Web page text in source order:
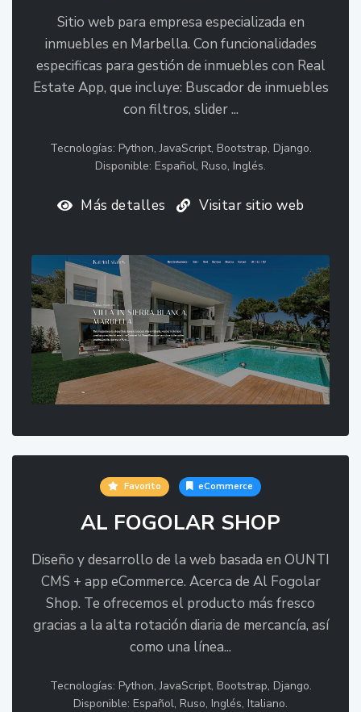
Sitio web para empresa especializada en
inmuebles en Marbella. Con funcionalidades
especificas para gestión de inmuebles con Real
Estate App, que incluye: Buscador de inmuebles
con filtros, slider ...
Tecnologías: Python, JavaScript, Bootstrap, Django.
Disponible: Español, Ruso, Inglés.
Más detalles Visitar sitio web
Favorito eCommerce
AL FOGOLAR SHOP
Diseño y desarrollo de la web basada en OUNTI
CMS + app eCommerce. Acerca de Al Fogolar
Shop. Te ofrecemos el producto más fresco
gracias a la alta rotación diaria de mercancía, así
como una línea...
Tecnologías: Python, JavaScript, Bootstrap, Django.
Disponible: Español, Ruso, Inglés, Italiano.